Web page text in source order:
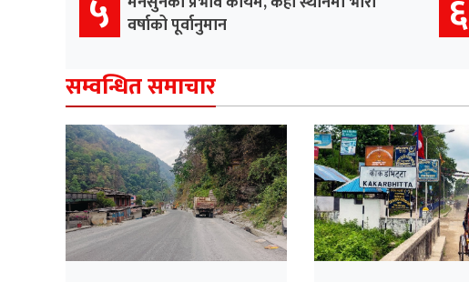
५ वर्षाको पूर्वानुमान
६
सम्वन्धित समाचार